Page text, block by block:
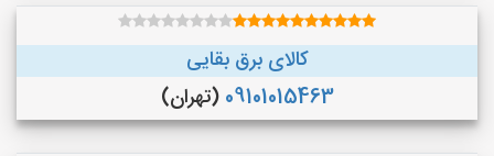
کالای برق بقایی
09101015463 (تهران)